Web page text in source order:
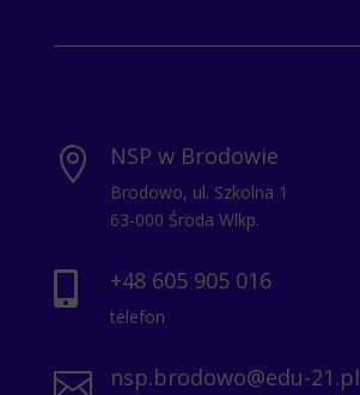
 NSP w Brodowie
Brodowo, ul. Szkolna 1
63-000 Środa Wlkp.
 +48 605 905 016
telefon
 nsp.brodowo@edu-21.pl